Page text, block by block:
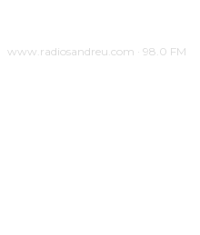
www.radiosandreu.com · 98.0 FM